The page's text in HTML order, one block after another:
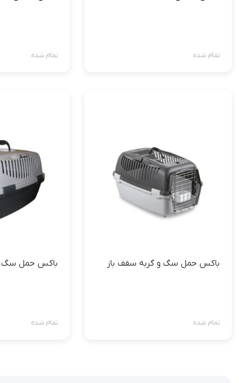
تمام شده تمام شده
باکس حمل سگ و گربه سقف باز
تمام شده
باکس حمل سگ و
تمام شده